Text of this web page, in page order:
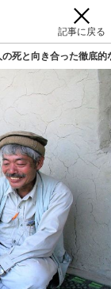
記事に戻る
死と向き合った徹底